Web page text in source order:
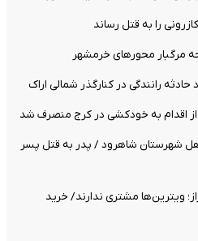
شهرستان شاهرود / پدر به قتل پسر
ویترین‌ها مشتری ندارند/ خرید